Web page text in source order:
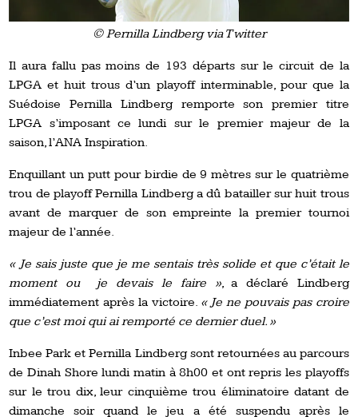
© Pernilla Lindberg via Twitter
Il aura fallu pas moins de 193 départs sur le circuit de la
LPGA et huit trous d’un playoff interminable, pour que la
Suédoise Pernilla Lindberg remporte son premier titre
LPGA s’imposant ce lundi sur le premier majeur de la
saison, l’ANA Inspiration.
Enquillant un putt pour birdie de 9 mètres sur le quatrième
trou de playoff Pernilla Lindberg a dû batailler sur huit trous
avant de marquer de son empreinte la premier tournoi
majeur de l’année.
« Je sais juste que je me sentais très solide et que c’était le
moment ou je devais le faire », a déclaré Lindberg
immédiatement après la victoire. « Je ne pouvais pas croire
que c’est moi qui ai remporté ce dernier duel. »
Inbee Park et Pernilla Lindberg sont retournées au parcours
de Dinah Shore lundi matin à 8h00 et ont repris les playoffs
sur le trou dix, leur cinquième trou éliminatoire datant de
dimanche soir quand le jeu a été suspendu après le